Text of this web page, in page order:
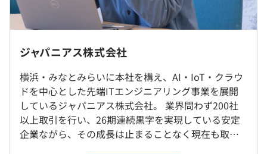
・資格取得支援奨励金制度
など
オブジェクト指向、ウォーターフォール、アジャイル、ス
クラム
・お客さま先での勤務となります。
希望の勤務地は面接時に伺います。地元密着主義のた
め、地元の大手企業でのプロジェクトを前提としていま
す）
・初度配属先決定以降の県外転勤は一切ありません。
・リモート勤務可（ハイブリッド勤務を含むリモート案件
は全体の5〜6割）
9:00～18:00（実働8時間）
※就業先により異なる可能性があります
より多少変わります
・完全週休2日制（土・日）
ジャパニアス株式会社
横浜・みなとみらいに本社を構え、AI・IoT・クラウ
ドを中心とした先端ITエンジニアリング事業を展開
しているジャパニアス株式会社。 業界問わず200社
以上取引を行い、26期連続黒字を実現している安定
企業ながら、その成長は止まることなく現在も取引